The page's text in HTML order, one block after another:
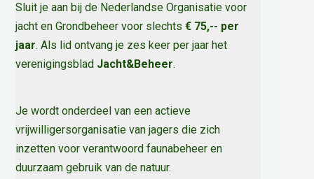
Sluit je aan bij de Nederlandse Organisatie voor
jacht en Grondbeheer voor slechts€ 75,-- per
jaar. Als lid ontvang je zes keer per jaar het
verenigingsblad Jacht&Beheer.
Je wordt onderdeel van een actieve
vrijwilligersorganisatie van jagers die zich
inzetten voor verantwoord faunabeheer en
duurzaam gebruik van de natuur.